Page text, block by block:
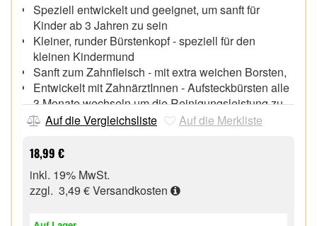
Speziell entwickelt und geeignet, um sanft für
Kinder ab 3 Jahren zu sein
Kleiner, runder Bürstenkopf - speziell für den
kleinen Kindermund
Sanft zum Zahnfleisch - mit extra weichen Borsten,
Entwickelt mit ZahnärztInnen - Aufsteckbürsten alle
3 Monate wechseln um die Reinigungsleistung zu
erhalten
Zahnbürsten,
Auf die Vergleichsliste Auf die Merkliste
18,99 €
inkl. 19% MwSt.
zzgl. 3,49 €Versandkosten